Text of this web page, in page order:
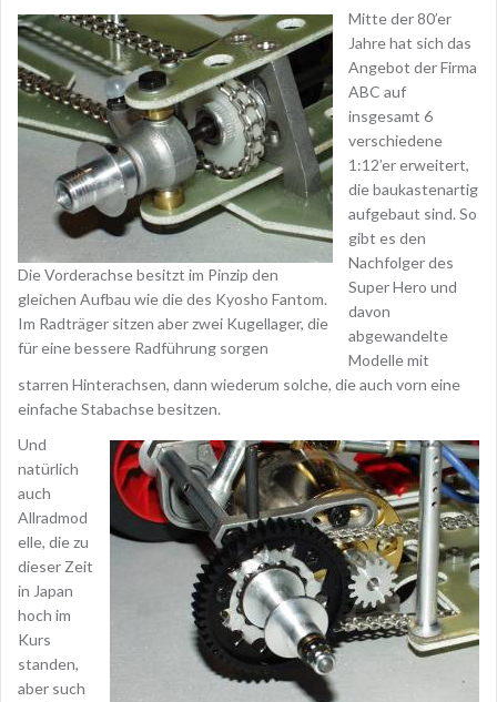
Die Vorderachse besitzt im Pinzip den
gleichen Aufbau wie die des Kyosho Fantom.
Im Radträger sitzen aber zwei Kugellager, die
für eine bessere Radführung sorgen
Mitte der 80’er
Jahre hat sich das
Angebot der Firma
ABC auf
insgesamt 6
verschiedene
1:12’er erweitert,
die baukastenartig
aufgebaut sind. So
gibt es den
Nachfolger des
Super Hero und
davon
abgewandelte
Modelle mit
starren Hinterachsen, dann wiederum solche, die auch vorn eine
einfache Stabachse besitzen.
Und
natürlich
auch
Allradmod
elle, die zu
dieser Zeit
in Japan
hoch im
Kurs
standen,
aber such